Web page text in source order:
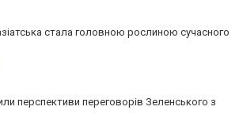
стала головною рослиною сучасного
перспективи переговорів Зеленського з